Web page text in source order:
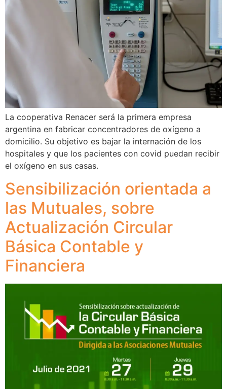
La cooperativa Renacer será la primera empresa
argentina en fabricar concentradores de oxígeno a
domicilio. Su objetivo es bajar la internación de los
hospitales y que los pacientes con covid puedan recibir
el oxígeno en sus casas.
Sensibilización orientada a
las Mutuales, sobre
Actualización Circular
Básica Contable y
Financiera